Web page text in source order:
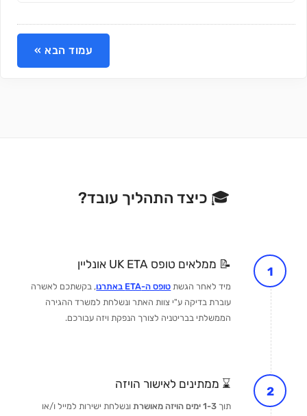
🎓 כיצד התהליך עובד?
📝 ממלאים טופס UK ETA אונליין
מיד לאחר הגשת טופס ה-ETA באתרנו
, בקשתכם לאשרה
עוברת בדיקה ע"י צוות האתר ונשלחת למשרד ההגירה
הממשלתי בבריטניה לצורך הנפקת ויזה עבורכם.
⌛ ממתינים לאישור הויזה
תוך 1-3 ימים הויזה מאושרת
ונשלחת ישירות למייל ו/או